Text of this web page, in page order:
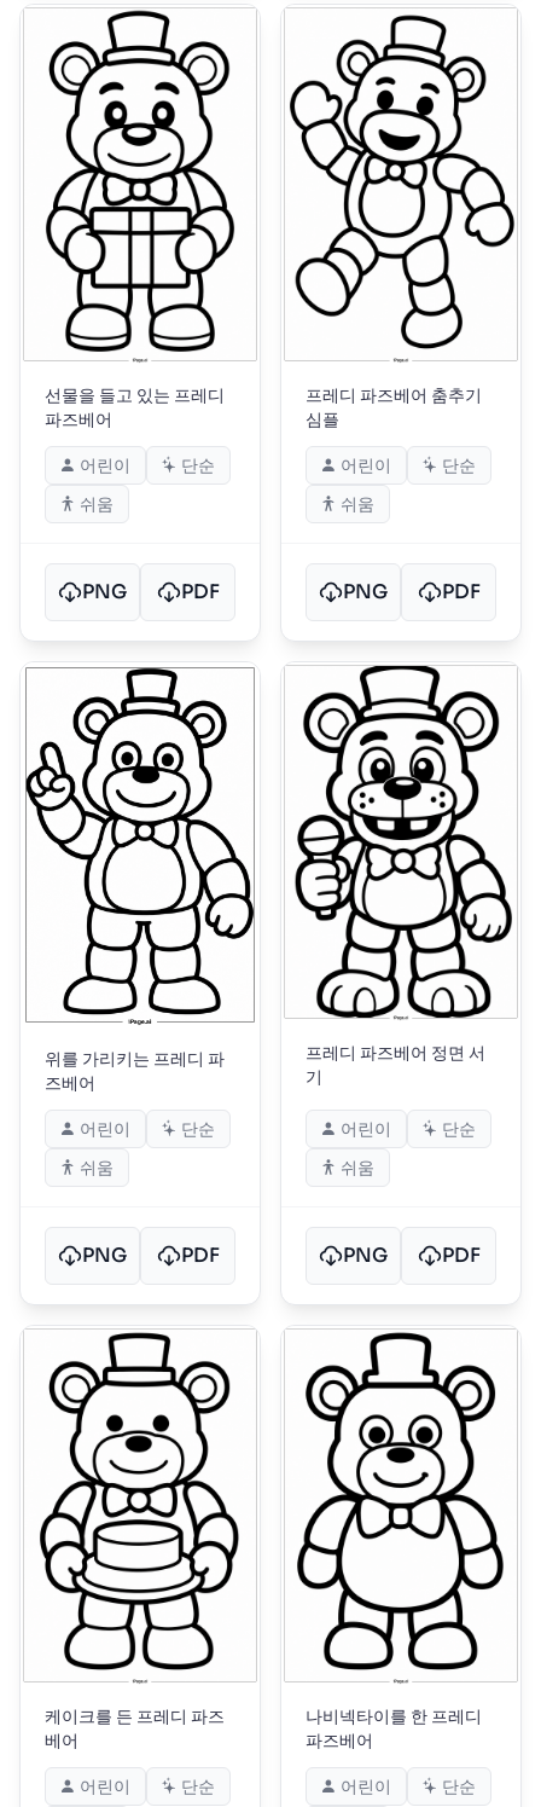
선물을 들고 있는 프레디
파즈베어
어린이
단순
쉬움
PNG PDF
프레디 파즈베어 춤추기
심플
어린이
단순
쉬움
PNG PDF
위를 가리키는 프레디 파
즈베어
어린이
단순
쉬움
PNG PDF
프레디 파즈베어 정면 서
기
어린이
단순
쉬움
PNG PDF
케이크를 든 프레디 파즈
베어
어린이
단순
나비넥타이를 한 프레디
파즈베어
어린이
단순